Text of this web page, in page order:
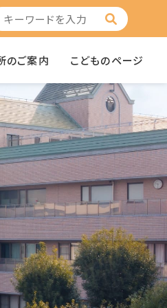
のご案内 こどものページ